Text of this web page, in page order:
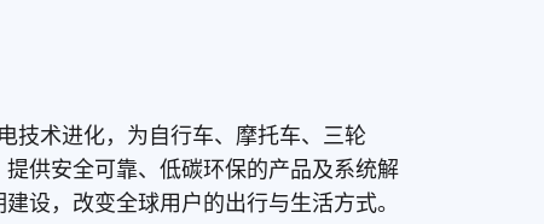
技术进化，为自行车、摩托车、三轮
供安全可靠、低碳环保的产品及系统解
设，改变全球用户的出行与生活方式。